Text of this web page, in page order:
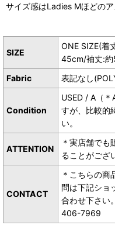
サイズ感はLadies Mほどのア
SIZE
ONE SIZE(着
45cm/袖丈:
Fabric
表記なし
Condition
USED / A（
すが、比較的
い。
ATTENTION
＊実店舗でも
ることがござ
CONTACT
＊こちらの商
問は下記ショ
合わせ下さい
406-7969